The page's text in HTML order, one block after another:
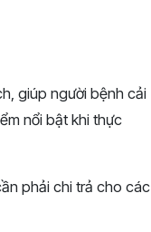
giúp người bệnh cải
nổi bật khi thực
phải chi trả cho các